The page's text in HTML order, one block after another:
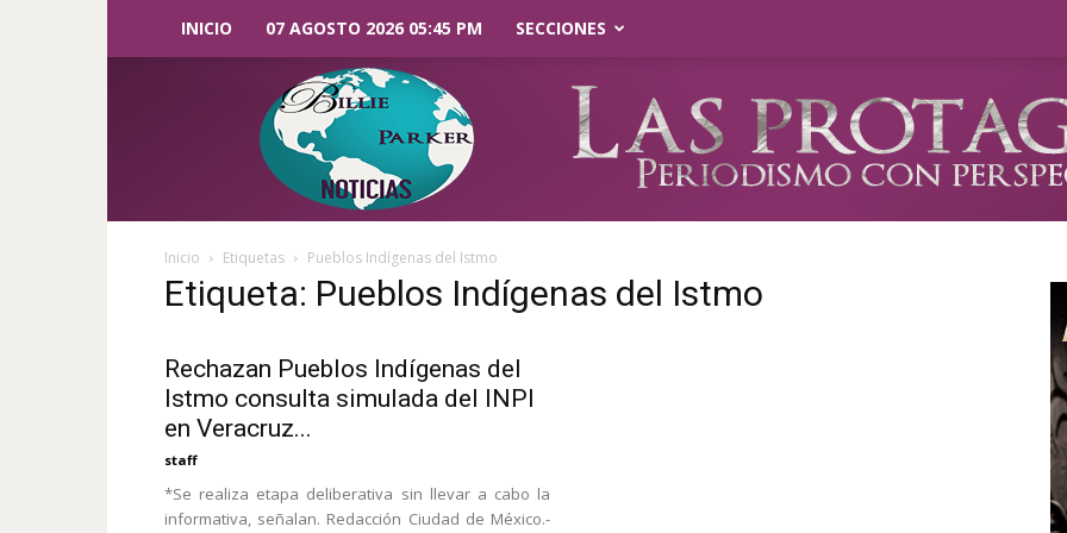
INICIO 07 AGOSTO 2026 05:45 PM SECCIONES
Parker
Noticias
Inicio Etiquetas Pueblos Indígenas del Istmo
Etiqueta: Pueblos Indígenas del Istmo
Rechazan Pueblos Indígenas del
Istmo consulta simulada del INPI
en Veracruz...
staff
*Se realiza etapa deliberativa sin llevar a cabo la
informativa, señalan. Redacción Ciudad de México.-